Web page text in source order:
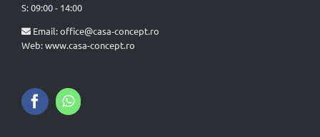
S: 09:00 - 14:00
Email:office@casa-concept.ro
Web: www.casa-concept.ro